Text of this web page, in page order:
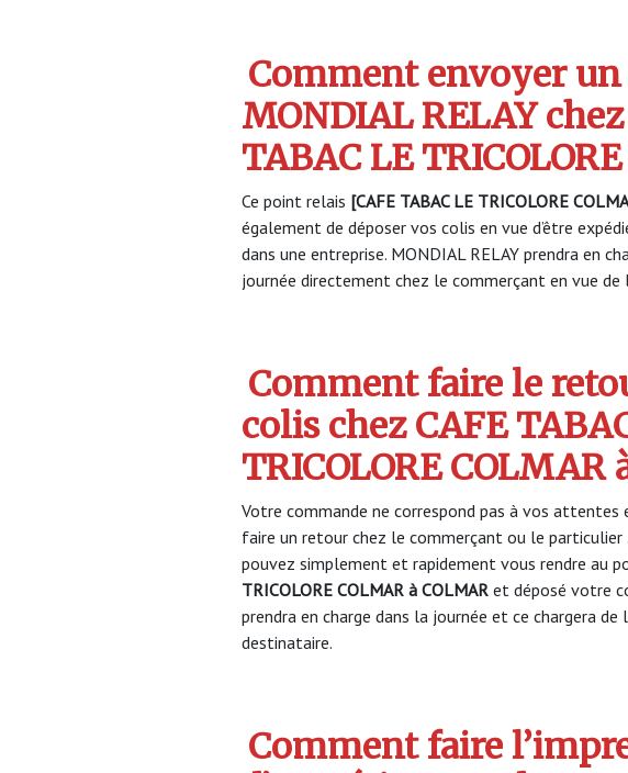
Comment envoyer
MONDIAL RELAY
TABAC LE
Ce point relais [CAFE TABAC LE TRICOLORE
également de déposer vos colis en vue d’être
dans une entreprise. MONDIAL RELAY prendra en
journée directement chez le commerçant en vue de
Comment faire le
colis chez CAFE
TRICOLORE COLMAR
Votre commande ne correspond pas à vos attentes
faire un retour chez le commerçant ou le particulier
pouvez simplement et rapidement vous rendre au
TRICOLORE COLMAR à COLMAR et déposé votre
prendra en charge dans la journée et ce chargera de
destinataire.
Comment faire